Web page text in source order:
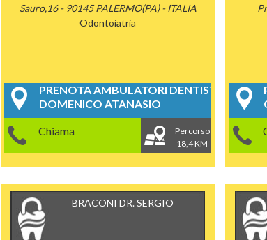
Sauro,16 - 90145 PALERMO(PA) - ITALIA
Odontoiatria
PRENOTA AMBULATORI DENTISTICI
DOMENICO ATANASIO
Chiama
Percorso
18,4 KM
BRACONI DR. SERGIO